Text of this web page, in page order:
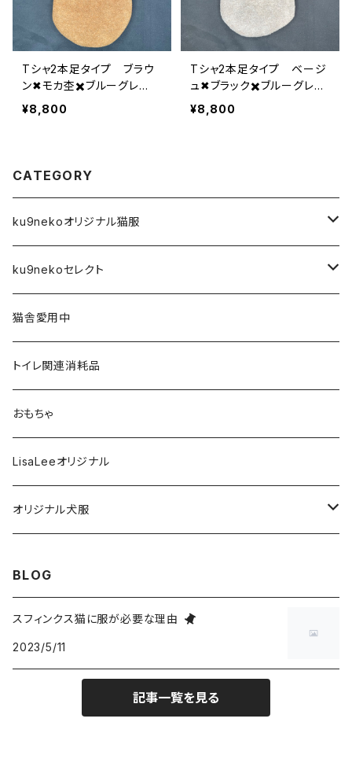
Tシャ2本足タイプ ブラウ
ン✖︎モカ杢✖️ブルーグレ
ー 2-L-002
¥8,800
Tシャ2本足タイプ ベージ
ュ✖︎ブラック✖️ブルーグレ
ー 2-L-001
¥8,800
CATEGORY
ku9nekoオリジナル猫服
前空き開口タイプ
XS
S
XXXL
Tシャツ
XS
S
４本足フルカバータイプ
XS
S
タンクトップタイプ
XS
S
フリースベスト
XS
M
L
ハイネック２本足フリースタイプ
S
M
S
L
前足開口ポケット付タイプ
ku9nekoセレクト
アーティスト
雑貨
フード・おやつ
歯磨き関連
お風呂関連
猫舎愛用中
トイレ関連消耗品
おもちゃ
LisaLeeオリジナル
オリジナル犬服
XLサイズ
BLOG
スフィンクス猫に服が必要な理由
2023/5/11
記事一覧を見る